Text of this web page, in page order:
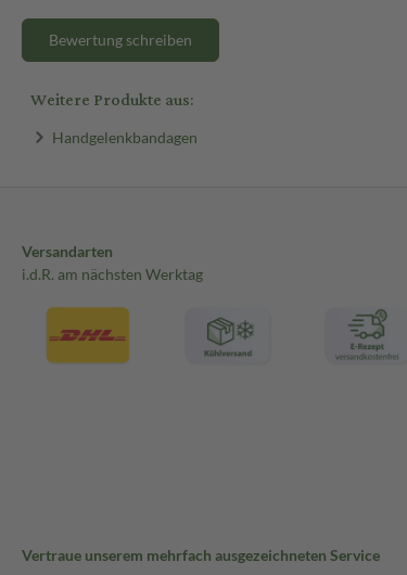
Bewertung schreiben
Weitere Produkte aus:
Handgelenkbandagen
Versandarten
i.d.R. am nächsten Werktag
Vertraue unserem mehrfach ausgezeichneten Service